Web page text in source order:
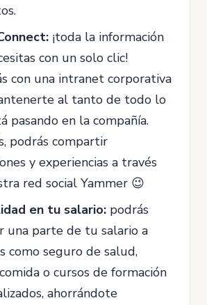
¡toda la información
con un solo clic!
con una intranet corporativa
al tanto de todo lo
pasando en la compañía.
podrás compartir
y experiencias a través
red social Yammer 😉
en tu salario: podrás
una parte de tu salario a
como seguro de salud,
o cursos de formación
ahorrándote